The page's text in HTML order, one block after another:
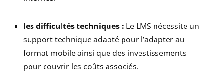
les difficultés techniques : Le LMS nécessite un
support technique adapté pour l’adapter au
format mobile ainsi que des investissements
pour couvrir les coûts associés.